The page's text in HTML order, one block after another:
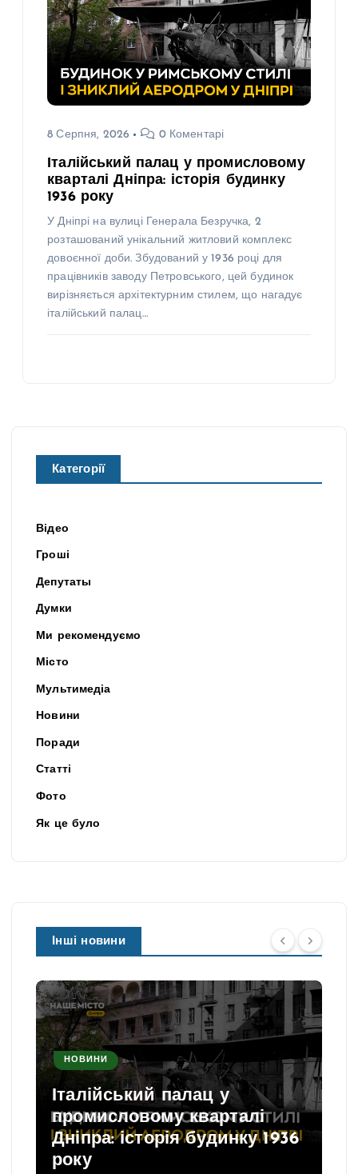
8 Серпня, 2026 0 Коментарі
Італійський палац у промисловому
кварталі Дніпра: історія будинку
1936 року
У Дніпрі на вулиці Генерала Безручка, 2
розташований унікальний житловий комплекс
довоєнної доби. Збудований у 1936 році для
працівників заводу Петровського, цей будинок
вирізняється архітектурним стилем, що нагадує
італійський палац…
Категорії
Відео
Гроші
Депутаты
Думки
Ми рекомендуємо
Місто
Мультимедіа
Новини
Поради
Статті
Фото
Як це було
Інші новини
НОВИНИ
Італійський палац у
промисловому кварталі
Дніпра: історія будинку 1936
року